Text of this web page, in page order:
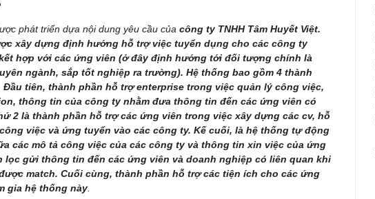
phát triển dựa nội dung yêu cầu của công ty TNHH Tâm Huyết Việt.
xây dựng định hướng hỗ trợ việc tuyển dụng cho các công ty
hợp với các ứng viên (ở đây định hướng tới đối tượng chính là
ngành, sắp tốt nghiệp ra trường). Hệ thống bao gồm 4 thành
tiên, thành phần hỗ trợ enterprise trong việc quản lý công việc,
thông tin của công ty nhằm đưa thông tin đến các ứng viên có
2 là thành phần hỗ trợ các ứng viên trong việc xây dựng các cv, hỗ
việc và ứng tuyển vào các công ty. Kế cuối, là hệ thống tự động
các mô tả công việc của các công ty và thông tin xin việc của ứng
lọc gửi thông tin đến các ứng viên và doanh nghiệp có liên quan khi
match. Cuối cùng, thành phần hỗ trợ các tiện ích cho các ứng
gia hệ thống này